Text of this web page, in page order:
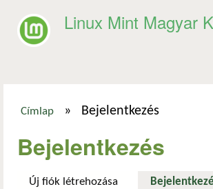
Linux Mint Magyar
Címlap » Bejelentkezés
Bejelentkezés
Új fiók létrehozása